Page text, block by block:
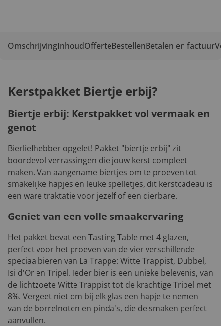
OmschrijvingInhoudOfferteBestellenBetalen en factuur
Kerstpakket Biertje erbij?
Biertje erbij: Kerstpakket vol vermaak en
genot
Bierliefhebber opgelet! Pakket "biertje erbij" zit
boordevol verrassingen die jouw kerst compleet
maken. Van aangename biertjes om te proeven tot
smakelijke hapjes en leuke spelletjes, dit kerstcadeau is
een ware traktatie voor jezelf of een dierbare.
Geniet van een volle smaakervaring
Het pakket bevat een Tasting Table met 4 glazen,
perfect voor het proeven van de vier verschillende
speciaalbieren van La Trappe: Witte Trappist, Dubbel,
Isi d'Or en Tripel. Ieder bier is een unieke belevenis, van
de lichtzoete Witte Trappist tot de krachtige Tripel met
8%. Vergeet niet om bij elk glas een hapje te nemen
van de borrelnoten en pinda's, die de smaken perfect
aanvullen.